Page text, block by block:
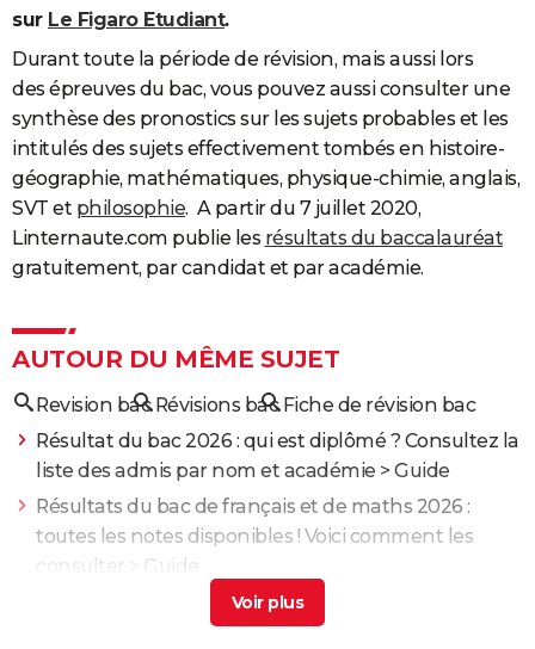
sur Le Figaro Etudiant.
Durant toute la période de révision, mais aussi lors
des épreuves du bac, vous pouvez aussi consulter une
synthèse des pronostics sur les sujets probables et les
intitulés des sujets effectivement tombés en histoire-
géographie, mathématiques, physique-chimie, anglais,
SVT et philosophie. A partir du 7 juillet 2020,
Linternaute.com publie les résultats du baccalauréat
gratuitement, par candidat et par académie.
AUTOUR DU MÊME SUJET
Revision bac Révisions bac Fiche de révision bac
Résultat du bac 2026 : qui est diplômé ? Consultez la
liste des admis par nom et académie > Guide
Résultats du bac de français et de maths 2026 :
toutes les notes disponibles ! Voici comment les
consulter
> Guide
Sujet du bac de français 2026 : l'épreuve et le
corrigé ! Rimbaud ou Ponge ? La poésie à l'honneur